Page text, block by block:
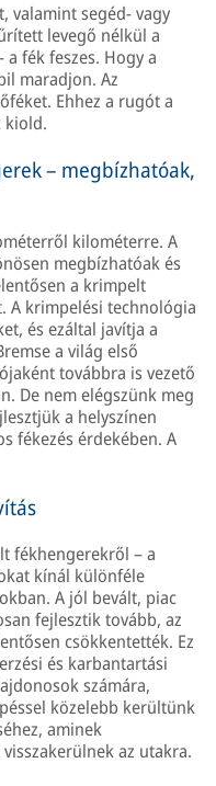
valamint segéd- vagy
levegő nélkül a
fék feszes. Hogy a
maradjon. Az
Ehhez a rugót a
kiold.
– megbízhatóak,
kilométerre. A
megbízhatóak és
a krimpelt
A krimpelési technológia
és ezáltal javítja a
a világ első
továbbra is vezető
De nem elégszünk meg
a helyszínen
fékezés érdekében. A
fékhengerekről – a
kínál különféle
A jól bevált, piac
fejlesztik tovább, az
csökkentették. Ez
és karbantartási
számára,
közelebb kerültünk
aminek
az utakra.